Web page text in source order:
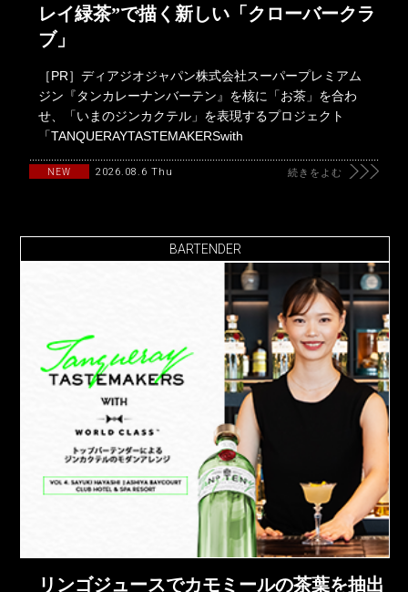
レイ緑茶”で描く新しい「クローバークラ
ブ」
［PR］ディアジオジャパン株式会社スーパープレミアム
ジン『タンカレーナンバーテン』を核に「お茶」を合わ
せ、「いまのジンカクテル」を表現するプロジェクト
「TANQUERAYTASTEMAKERSwith
NEW 2026.08.6 Thu 続きをよむ
BARTENDER
リンゴジュースでカモミールの茶葉を抽出